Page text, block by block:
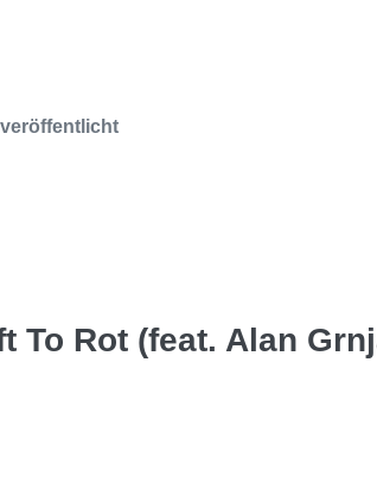
To Rot (feat. Alan